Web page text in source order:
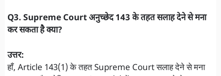
Q3. Supreme Court अनुच्छेद 143 के तहत सलाह देने से मना
कर सकता है क्या?
उत्तर:
हाँ, Article 143(1) के तहत Supreme Court सलाह देने से मना